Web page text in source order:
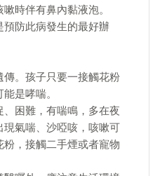
時伴有鼻內黏液泡。
防此病發生的最好辦
。孩子只要一接觸花粉
是哮喘。
困難，有喘鳴，多在夜
氣喘、沙啞咳，咳嗽可
，接觸二手煙或者寵物